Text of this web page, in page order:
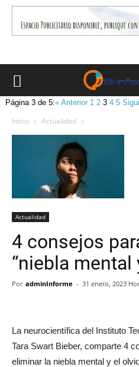
Página 3 de 5:« Anterior 1 2 34 5
Inicio Actualidad
Actualidad
4 consejos
“niebla mental
Por adminInforme - 31 enero, 2023
La neurocientífica del Instituto
Tara Swart Bieber, comparte 4
eliminar la niebla mental y el